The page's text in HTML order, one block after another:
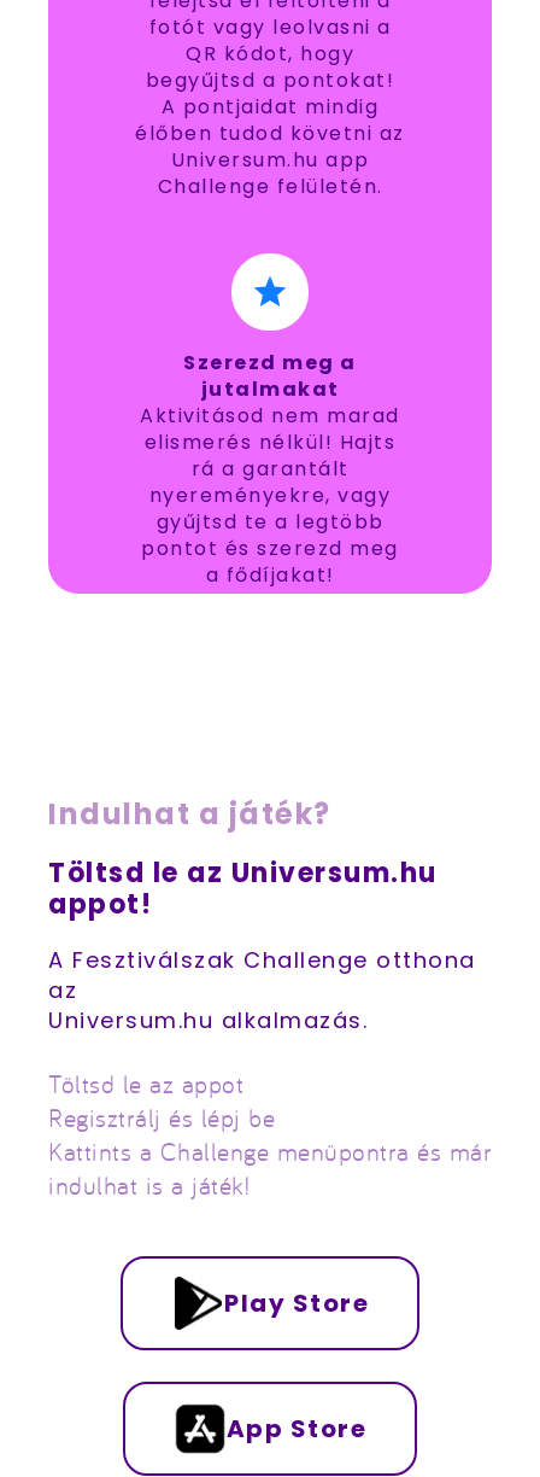
fotót vagy leolvasni a
QR kódot, hogy
begyűjtsd a pontokat!
A pontjaidat mindig
élőben tudod követni az
Universum.hu app
Challenge felületén.
Szerezd meg a
jutalmakat
Aktivitásod nem marad
elismerés nélkül! Hajts
rá a garantált
nyereményekre, vagy
gyűjtsd te a legtöbb
pontot és szerezd meg
a fődíjakat!
Indulhat a játék?
Töltsd le az Universum.hu
appot!
A Fesztiválszak Challenge otthona
az
Universum.hu alkalmazás.
Töltsd le az appot
Regisztrálj és lépj be
Kattints a Challenge menüpontra és már
indulhat is a játék!
Play Store
App Store